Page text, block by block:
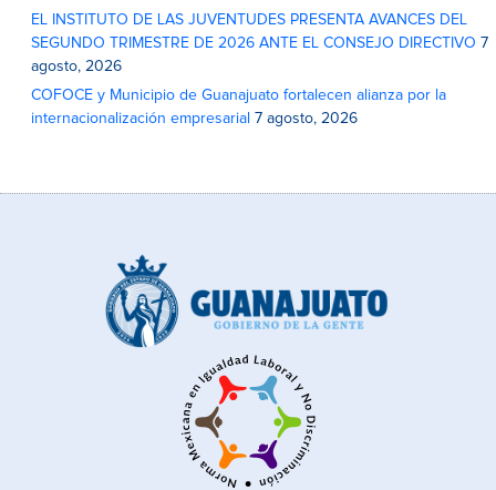
EL INSTITUTO DE LAS JUVENTUDES PRESENTA AVANCES DEL
SEGUNDO TRIMESTRE DE 2026 ANTE EL CONSEJO DIRECTIVO 7
agosto, 2026
COFOCE y Municipio de Guanajuato fortalecen alianza por la
internacionalización empresarial 7 agosto, 2026